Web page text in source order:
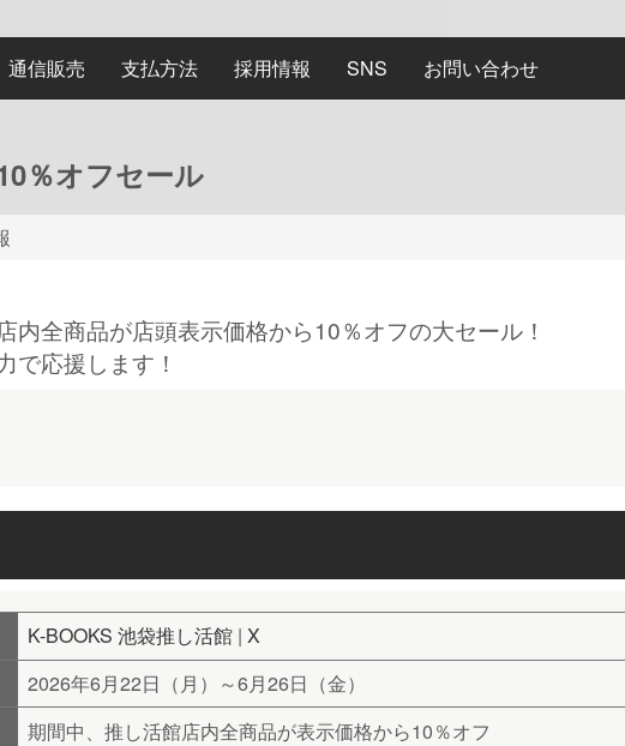
通信販売 支払方法 採用情報 SNS お問い合わせ
％オフセール
内全商品が店頭表示価格から10％オフの大セール！
で応援します！
K-BOOKS 池袋推し活館| X
2026年6月22日（月）～6月26日（金）
期間中、推し活館店内全商品が表示価格から10％オフ